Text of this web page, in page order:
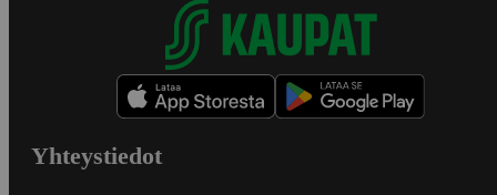
Yhteystiedot